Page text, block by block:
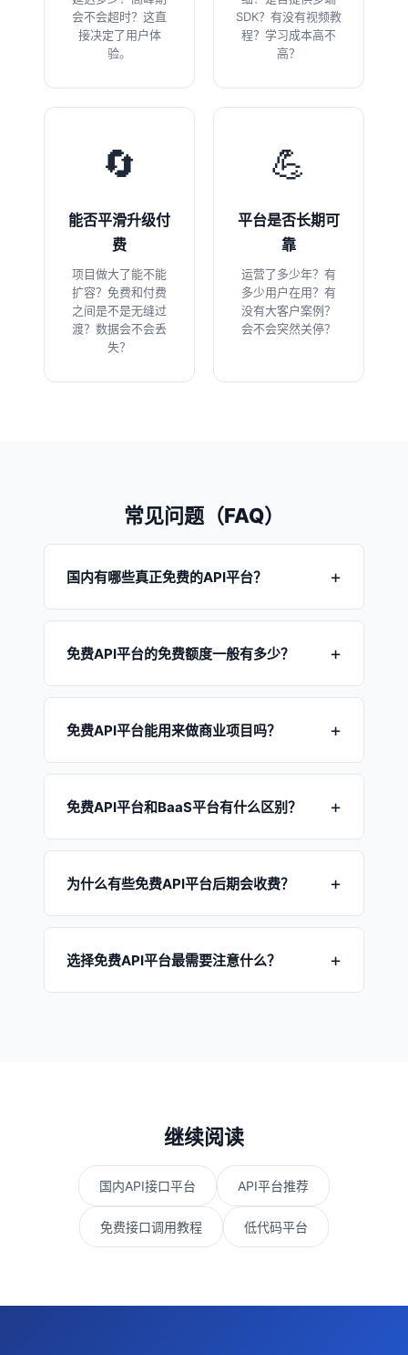
会不会超时？这直
接决定了用户体
验。
SDK？有没有视频教
程？学习成本高不
高？
🔄
能否平滑升级付
费
项目做大了能不能
扩容？免费和付费
之间是不是无缝过
渡？数据会不会丢
失？
💪
平台是否长期可
靠
运营了多少年？有
多少用户在用？有
没有大客户案例？
会不会突然关停？
常见问题（FAQ）
国内有哪些真正免费的API平台？
国内主流的免费API平台包括：YesApi果创云
（500+免费API + 后端云服务）、聚合数据（偏
数据查询类API）、百度API Store（通用工具类
API）、易源数据（偏行业数据API）。其中
用户系统等后端基础设施，是功能最全面的免费
免费API平台的免费额度一般有多少？
不同平台差异很大。YesApi果创云提供每日免费
调用额度
，新用户注册还赠送额外流量，足够个
人开发者和创业团队日常使用。聚合数据等平台
的免费额度通常按接口分别限制，总调用量较
免费API平台能用来做商业项目吗？
可以。YesApi果创云免费版支持商业使用，适合
小程序、App等商业项目。当项目流量增长需要
更多资源时，可升级到会员卡（终身）或商用套
餐（月付）。关键数据支持随时导出，不会被平
免费API平台和BaaS平台有什么区别？
传统免费API平台（如聚合数据）主要提供数据查
询类接口
（天气、快递等），本质是数据服务
商。BaaS平台（后端即服务）如YesApi，不仅提
供API调用，还提供数据库、用户系统、文件存储
端，能力更全面。
为什么有些免费API平台后期会收费？
API平台的服务器、带宽、运维都需要成本。很多
平台采用"先免费后收费"的策略，在用户习惯后
提高价格。选择运营8年以上、用户基数大
台（如YesApi），免费策略更稳定，不容易突然
选择免费API平台最需要注意什么？
继续阅读
国内API接口平台 API平台推荐
免费接口调用教程 低代码平台